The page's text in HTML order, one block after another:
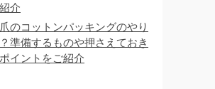
介
のコットンパッキングのやり
準備するものや押さえておき
イントをご紹介